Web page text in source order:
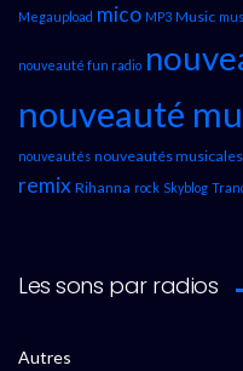
Megaupload mico MP3 Music
nouveauté fun radio
nouveauté
nouveautés nouveautés musicales
remix Rihanna rock Skyblog
Les sons par radios
Autres